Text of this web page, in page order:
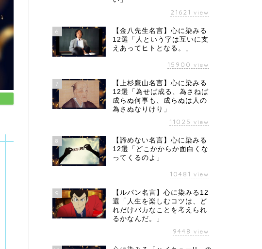
21621 view
6
【金八先生名言】心に染みる
12選「人という字は互いに支
えあってヒトとなる。」
15900 view
7
【上杉鷹山名言】心に染みる
12選「為せば成る、為さねば
成らぬ何事も、成らぬは人の
為さぬなりけり」
11025 view
8
【諦めない名言】心に染みる
12選「どこかからか面白くな
ってくるのよ」
10481 view
9
【ルパン名言】心に染みる12
選「人生を楽しむコツは、ど
れだけバカなことを考えられ
るかなんだ。」
9448 view